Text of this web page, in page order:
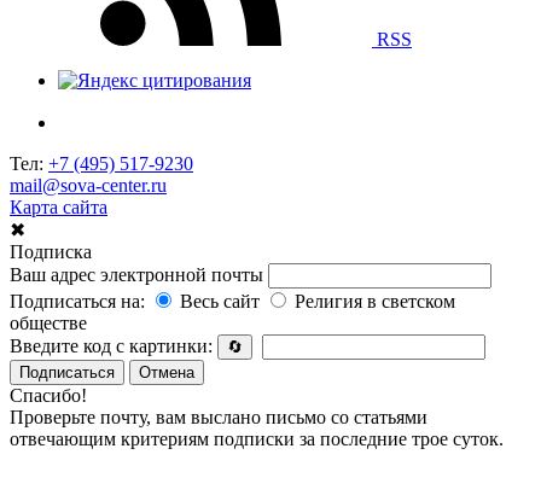
RSS
Тел: +7 (495) 517-9230
mail@sova-center.ru
Карта сайта
✖
Подписка
Ваш адрес электронной почты
Подписаться на:
Весь сайт
Религия в светском
обществе
Введите код с картинки:
🔄
Подписаться
Отмена
Спасибо!
Проверьте почту, вам выслано письмо со статьями
отвечающим критериям подписки за последние трое суток.